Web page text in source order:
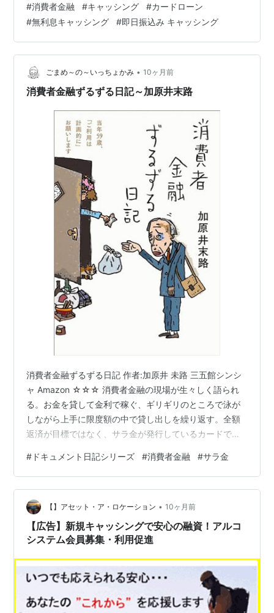
さらに、女性スタッフによる丁寧なサポートや、柔軟な
審査体制も整っており、「他社で断られた」「過去に債
務整理をした」という方でも、まずは相談できます。 フ
タバが長年にわたって支持されてきた理由は、「誠実な
対応」と「利用者目線のサービス設計」にあります。 他
のキャッシング会社と異なり、 フ…
#消費者金融 #キャッシング #カードローン
#無利息キャッシング #即日振込み キャッシング
ごまめ～の～いっちょかみ • 10ヶ月前
消費者金融ずるずる日記～加原井末路
消費者金融ずるずる日記 作者:加原井 未路 三五館シンシ
ャ Amazon ☆☆☆ 消費者金融の現場が生々しく語られ
る。お金を貸して金利で稼ぐ、ギリギリのところで泳が
しながら上手に限度額の中で貸し出しを繰り返す。全額
返済が目標ではなく、サラ金が発行しているカードでの
るような状況をつくって、多重債務の中毒者を作り出す
こと・・・。 なんでも機械、無人貸出機で安易に借りれ
るようになって、慣らされていくんですな。人間てだら
しなく、怖いですな。 ランキング参加中読書 ランキング
参加中【公式】2025年開設ブログ ランキング参加中goo
からきました
# ドキュメント日記シリーズ #消費者金融 #サラ金
【】アセット・ア・ロケーション • 10ヶ月前
【広告】新規キャッシングで安心の融資！アルコ
システム会員募集・利用促進